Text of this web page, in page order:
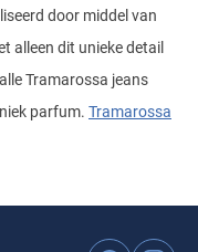
door middel van
alleen dit unieke detail
Tramarossa jeans
parfum. Tramarossa
luxe item te
Tramarossa
de broekdie